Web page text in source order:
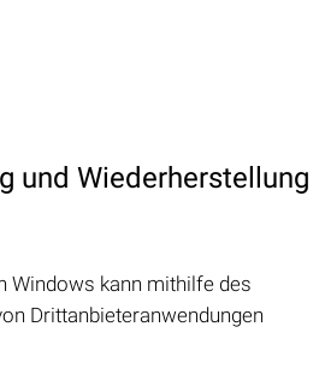
und Wiederherstellung
Windows kann mithilfe des
Drittanbieteranwendungen